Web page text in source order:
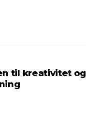
til kreativitet og